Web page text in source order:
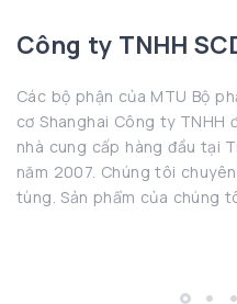
Công ty TNHH
Các bộ phận của MTU Bộ
cơ Shanghai Công ty TNHH
nhà cung cấp hàng đầu tại
năm 2007. Chúng tôi
tùng. Sản phẩm của chúng